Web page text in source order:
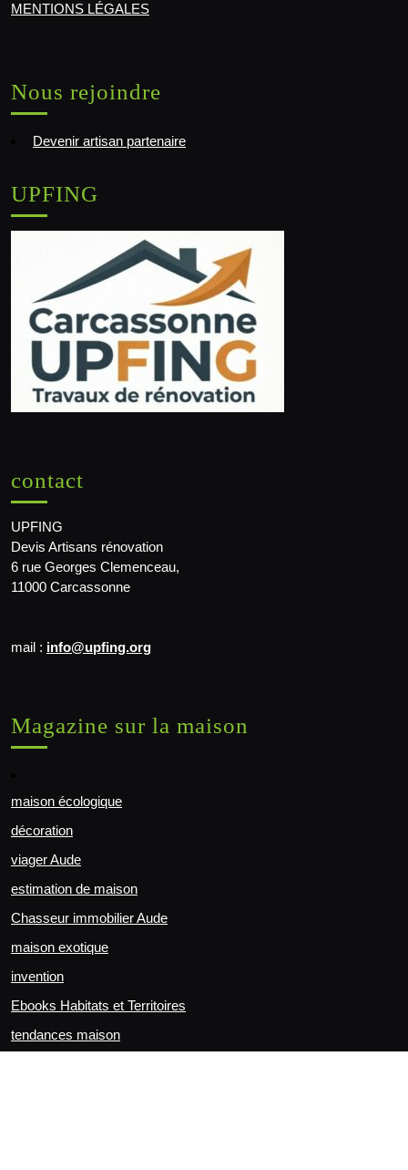
MENTIONS LÉGALES
Nous rejoindre
Devenir artisan partenaire
UPFING
contact
UPFING
Devis Artisans rénovation
6 rue Georges Clemenceau,
11000 Carcassonne
mail : info@upfing.org
Magazine sur la maison
maison écologique
décoration
viager Aude
estimation de maison
Chasseur immobilier Aude
maison exotique
invention
Ebooks Habitats et Territoires
tendances maison